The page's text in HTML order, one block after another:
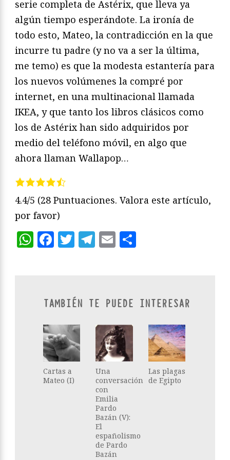
serie completa de Astérix, que lleva ya
algún tiempo esperándote. La ironía de
todo esto, Mateo, la contradicción en la que
incurre tu padre (y no va a ser la última,
me temo) es que la modesta estantería para
los nuevos volúmenes la compré por
internet, en una multinacional llamada
IKEA, y que tanto los libros clásicos como
los de Astérix han sido adquiridos por
medio del teléfono móvil, en algo que
ahora llaman Wallapop…
4.4/5 (28 Puntuaciones. Valora este artículo,
por favor)
WhatsApp
Facebook
Twitter
Telegram
Email
TAMBIÉN TE PUEDE INTERESAR
Cartas a
Mateo (I)
Una
conversación
con
Emilia
Pardo
Bazán (V):
El
españolismo
de Pardo
Bazán
Las plagas
de Egipto